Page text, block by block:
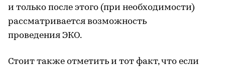
и только после этого (при необходимости)
рассматривается возможность
проведения ЭКО.
Стоит также отметить и тот факт, что если